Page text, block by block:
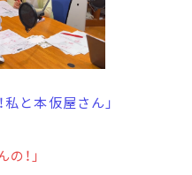
私と本仮屋さん」
！」